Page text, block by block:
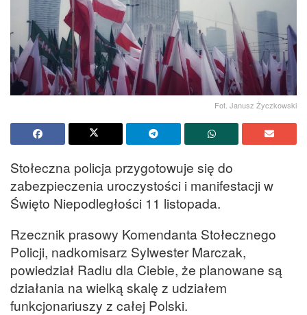
Fot. Janusz Życzkowski
Stołeczna policja przygotowuje się do
zabezpieczenia uroczystości i manifestacji w
Święto Niepodległości 11 listopada.
Rzecznik prasowy Komendanta Stołecznego
Policji, nadkomisarz Sylwester Marczak,
powiedział Radiu dla Ciebie, że planowane są
działania na wielką skalę z udziałem
funkcjonariuszy z całej Polski.